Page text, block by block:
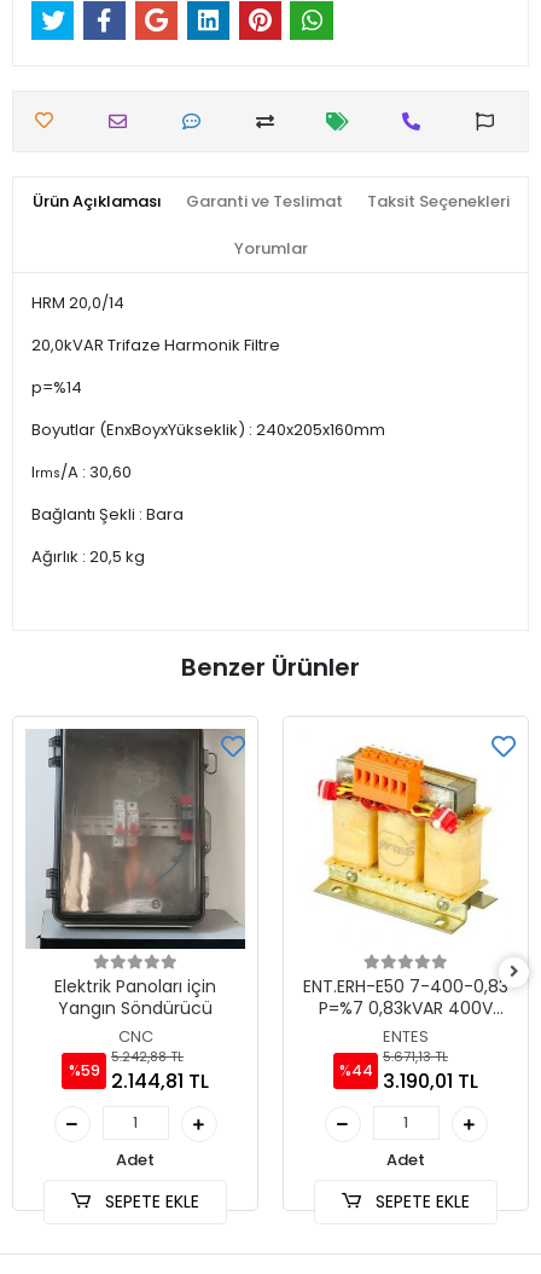
Ürün Açıklaması Garanti ve Teslimat Taksit Seçenekleri
Yorumlar
HRM 20,0/14
20,0kVAR Trifaze Harmonik Filtre
p=%14
Boyutlar (EnxBoyxYükseklik) : 240x205x160mm
Irms/A : 30,60
Bağlantı Şekli : Bara
Ağırlık : 20,5 kg
Benzer Ürünler
Elektrik Panoları için
Yangın Söndürücü
CNC
%59
5.242,88 TL
2.144,81 TL
Adet
SEPETE EKLE
ENT.ERH-E50 7-400-0,83
P=%7 0,83kVAR 400V
Harmonik Filtre
ENTES
%44
5.671,13 TL
3.190,01 TL
Adet
SEPETE EKLE